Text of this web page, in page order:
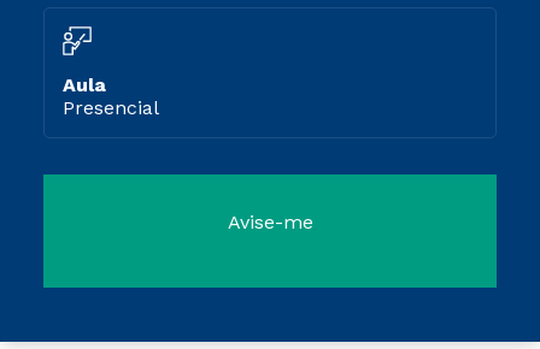
Aula
Presencial
Avise-me